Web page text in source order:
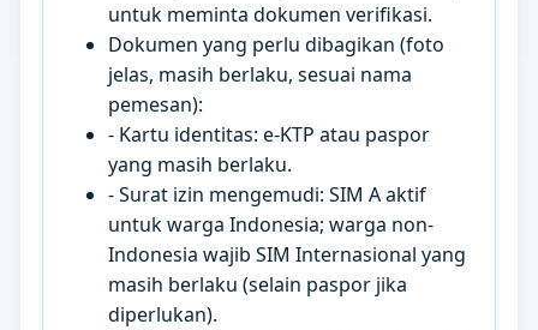
untuk meminta dokumen verifikasi.
Dokumen yang perlu dibagikan (foto
jelas, masih berlaku, sesuai nama
pemesan):
- Kartu identitas: e-KTP atau paspor
yang masih berlaku.
- Surat izin mengemudi: SIM A aktif
untuk warga Indonesia; warga non-
Indonesia wajib SIM Internasional yang
masih berlaku (selain paspor jika
diperlukan).